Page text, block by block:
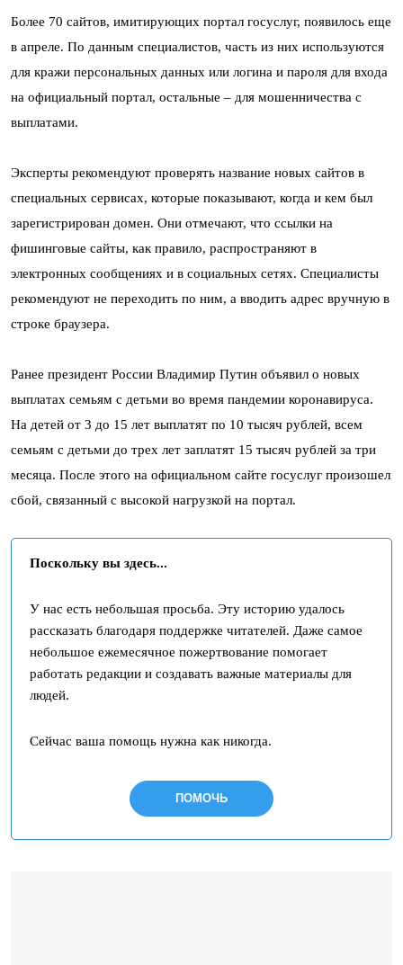
Более 70 сайтов, имитирующих портал госуслуг, появилось еще
в апреле. По данным специалистов, часть из них используются
для кражи персональных данных или логина и пароля для входа
на официальный портал, остальные – для мошенничества с
выплатами.
Эксперты рекомендуют проверять название новых сайтов в
специальных сервисах, которые показывают, когда и кем был
зарегистрирован домен. Они отмечают, что ссылки на
фишинговые сайты, как правило, распространяют в
электронных сообщениях и в социальных сетях. Специалисты
рекомендуют не переходить по ним, а вводить адрес вручную в
строке браузера.
Ранее президент России Владимир Путин объявил о новых
выплатах семьям с детьми во время пандемии коронавируса.
На детей от 3 до 15 лет выплатят по 10 тысяч рублей, всем
семьям с детьми до трех лет заплатят 15 тысяч рублей за три
месяца. После этого на официальном сайте госуслуг произошел
сбой, связанный с высокой нагрузкой на портал.
Поскольку вы здесь...
У нас есть небольшая просьба. Эту историю удалось
рассказать благодаря поддержке читателей. Даже самое
небольшое ежемесячное пожертвование помогает
работать редакции и создавать важные материалы для
людей.
Сейчас ваша помощь нужна как никогда.
ПОМОЧЬ